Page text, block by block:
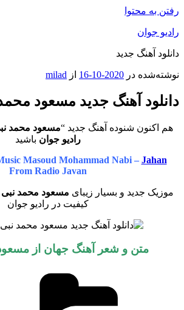
رفتن به محتوا
رادیو جوان
دانلود آهنگ جدید
نوشته‌شده در 2020-10-16 از milad
دانلود آهنگ جدید مسعود
هم اکنون شنوده آهنگ جدید “مسعود محمد
رادیو جوان باشید
Masoud Mohammad Nabi – Jahan
From Radio Javan
موزیک جدید و بسیار زیبای مسعود محمد نبی
کیفیت در رادیو جوان
متن و شعر آهنگ جهان از